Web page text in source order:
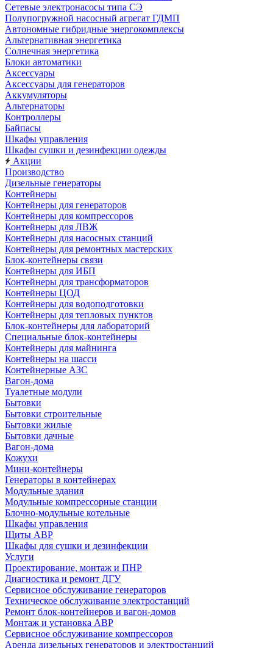
Сетевые электронасосы типа СЭ
Полупогружной насосный агрегат ГДМП
Автономные гибридные энергокомплексы
Альтернативная энергетика
Солнечная энергетика
Блоки автоматики
Аксессуары
Аксессуары для генераторов
Аккумуляторы
Альтернаторы
Контроллеры
Байпасы
Шкафы управления
Шкафы сушки и дезинфекции одежды
Акции
Производство
Дизельные генераторы
Контейнеры
Контейнеры для генераторов
Контейнеры для компрессоров
Контейнеры для ЛВЖ
Контейнеры для насосных станций
Контейнеры для ремонтных мастерских
Блок-контейнеры связи
Контейнеры для ИБП
Контейнеры для трансформаторов
Контейнеры ЦОД
Контейнеры для водоподготовки
Контейнеры для тепловых пунктов
Блок-контейнеры для лабораторий
Специальные блок-контейнеры
Контейнеры для майнинга
Контейнеры на шасси
Контейнерные АЗС
Вагон-дома
Туалетные модули
Бытовки
Бытовки строительные
Бытовки жилые
Бытовки дачные
Вагон-дома
Кожухи
Мини-контейнеры
Генераторы в контейнерах
Модульные здания
Модульные компрессорные станции
Блочно-модульные котельные
Шкафы управления
Щиты АВР
Шкафы для сушки и дезинфекции
Услуги
Проектирование, монтаж и ПНР
Диагностика и ремонт ДГУ
Сервисное обслуживание генераторов
Техническое обслуживание электростанций
Ремонт блок-контейнеров и вагон-домов
Монтаж и установка АВР
Сервисное обслуживание компрессоров
Аренда дизельных генераторов и электростанций